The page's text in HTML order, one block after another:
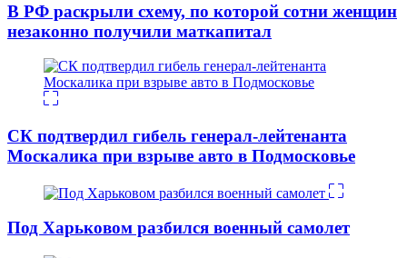
В РФ раскрыли схему, по которой сотни женщин
незаконно получили маткапитал
СК подтвердил гибель генерал-лейтенанта
Москалика при взрыве авто в Подмосковье
Под Харьковом разбился военный самолет